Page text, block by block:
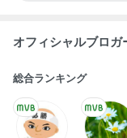
オフィシャルブロガ
総合ランキング